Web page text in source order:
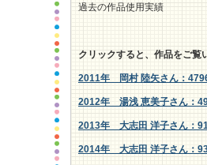
過去の作品使用実績
クリックすると、作品をご覧
2011年 岡村 陸矢さん：
2012年 湯浅 恵美子さん：
2013年 大志田 洋子さん：
2014年 大志田 洋子さん：